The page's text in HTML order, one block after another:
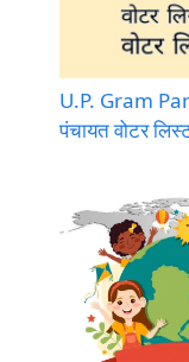
U.P. Gram
पंचायत वोटर